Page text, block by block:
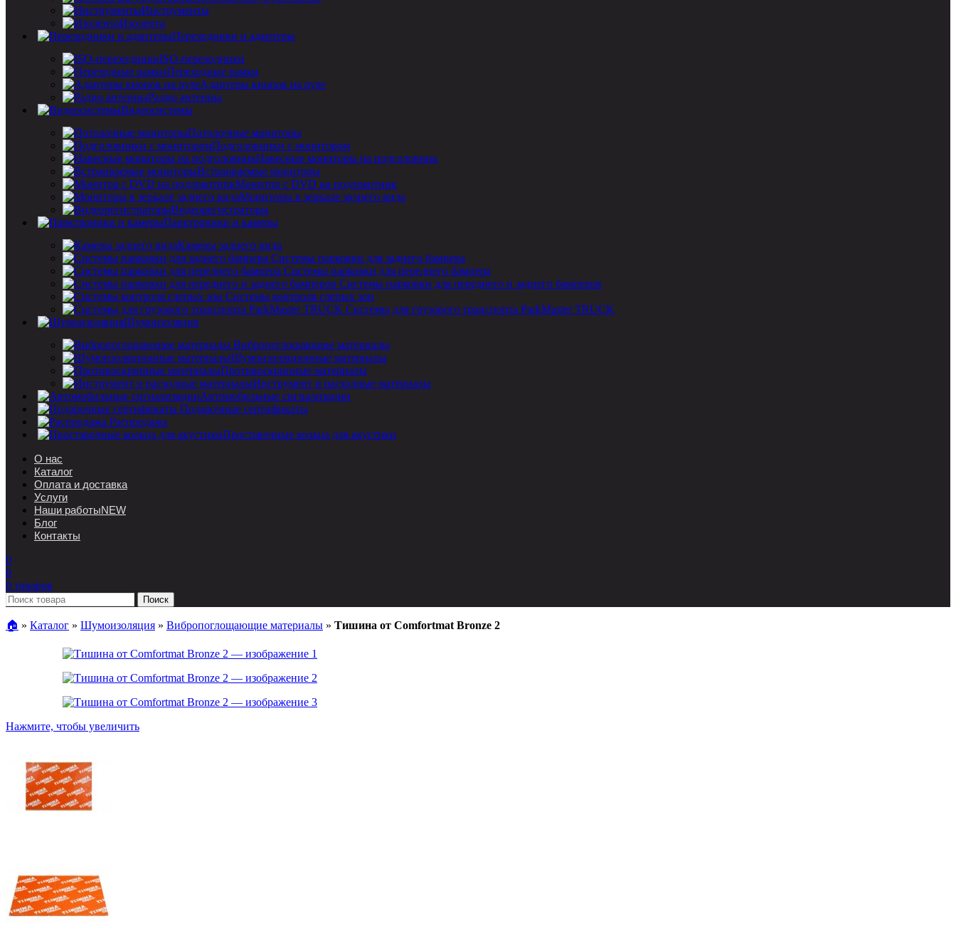
Инструменты
Изолента
Переходники и адаптеры
ISO-переходники
Переходные рамки
Адаптеры кнопок на руле
Радио антенны
Видеосистемы
Потолочные мониторы
Подголовники с монитором
Навесные мониторы на подголовник
Встраиваемые мониторы
Монитор с DVD на подлокотник
Мониторы в зеркале заднего вида
Видеорегистраторы
Парктроники и камеры
Камеры заднего вида
Системы парковки для заднего бампера
Системы парковки для переднего бампера
Системы парковки для переднего и заднего бамперов
Системы контроля слепых зон
Системы для грузового транспорта ParkMaster TRUCK
Шумоизоляция
Вибропоглощающие материалы
Шумоизоляционные материалы
Противоскрипные материалы
Инструмент и расходные материалы
Автомобильные сигнализации
Подарочные сертификаты
Распродажа
Проставочные кольца для акустики
О нас
Каталог
Оплата и доставка
Услуги
Наши работыNEW
Блог
Контакты
0
0
0 товаров
Поиск
🏠︎ » Каталог » Шумоизоляция » Вибропоглощающие материалы » Тишина от Comfortmat Bronze 2
Нажмите, чтобы увеличить